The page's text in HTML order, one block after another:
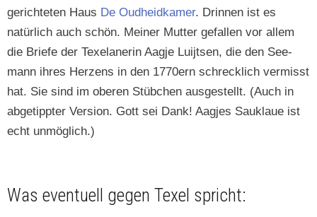
gerichteten Haus De Oud­hei­d­kamer. Drin­nen ist es
natür­lich auch schön. Mein­er Mut­ter gefall­en vor allem
die Briefe der Tex­e­laner­in Aag­je Lui­jt­sen, die den See­
mann ihres Herzens in den 1770ern schreck­lich ver­misst
hat. Sie sind im oberen Stübchen aus­gestellt. (Auch in
abgetippter Ver­sion. Gott sei Dank! Aag­jes Sauk­laue ist
echt unmöglich.)
Was eventuell gegen Texel spricht: